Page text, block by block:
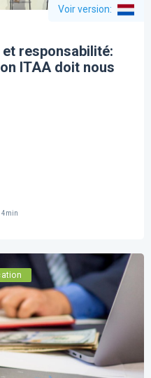
Voir version:
responsabilité:
ITAA doit nous
4min